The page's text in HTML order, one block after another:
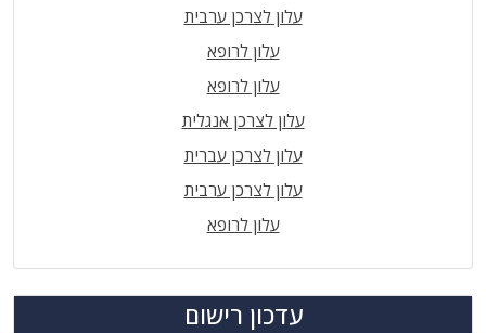
עלון לצרכן ערבית
עלון לרופא
עלון לרופא
עלון לצרכן אנגלית
עלון לצרכן עברית
עלון לצרכן ערבית
עלון לרופא
עדכון רישום